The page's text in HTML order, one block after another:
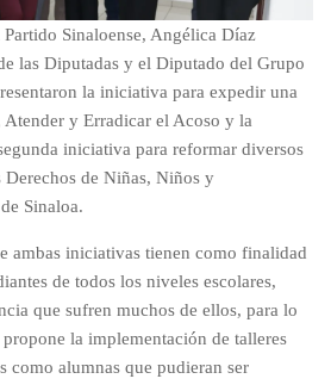
Sinaloense, Angélica Díaz
las Diputadas y el Diputado del Grupo
la iniciativa para expedir una
Atender y Erradicar el Acoso y la
iniciativa para reformar diversos
de Niñas, Niños y
Sinaloa.
ambas iniciativas tienen como finalidad
de todos los niveles escolares,
que sufren muchos de ellos, para lo
la implementación de talleres
como alumnas que pudieran ser